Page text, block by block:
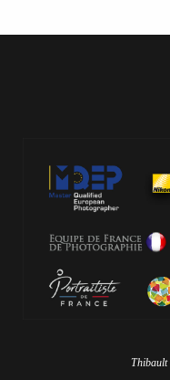
Thibault